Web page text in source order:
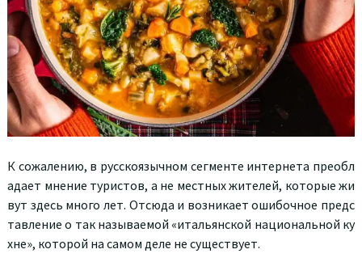
К сожалению, в русскоязычном сегменте интернета преобл
адает мнение туристов, а не местных жителей, которые жи
вут здесь много лет. Отсюда и возникает ошибочное предс
тавление о так называемой «итальянской национальной ку
хне», которой на самом деле не существует.